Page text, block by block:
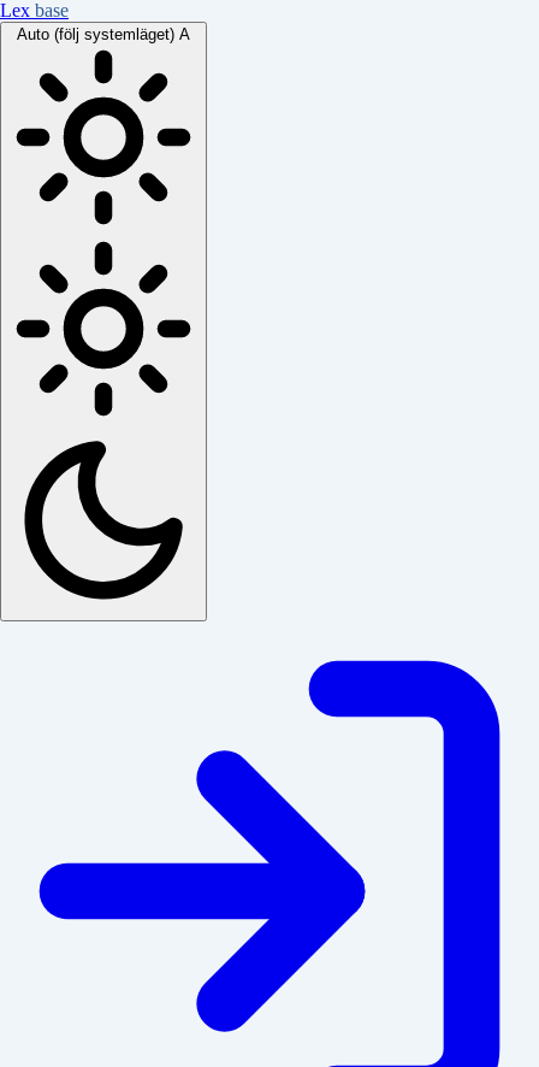
Lex base
Auto (följ systemläget) A